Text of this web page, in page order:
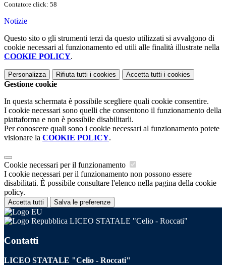
Contatore click: 58
Notizie
Questo sito o gli strumenti terzi da questo utilizzati si avvalgono di
cookie necessari al funzionamento ed utili alle finalità illustrate nella
COOKIE POLICY.
Personalizza Rifiuta tutti i cookies Accetta tutti i cookies
Gestione cookie
In questa schermata è possibile scegliere quali cookie consentire.
I cookie necessari sono quelli che consentono il funzionamento della
piattaforma e non è possibile disabilitarli.
Per conoscere quali sono i cookie necessari al funzionamento potete
visionare la COOKIE POLICY.
Cookie necessari per il funzionamento
I cookie necessari per il funzionamento non possono essere
disabilitati. È possibile consultare l'elenco nella pagina della cookie
policy.
Accetta tutti Salva le preferenze
LICEO STATALE "Celio - Roccati"
Contatti
LICEO STATALE "Celio - Roccati"